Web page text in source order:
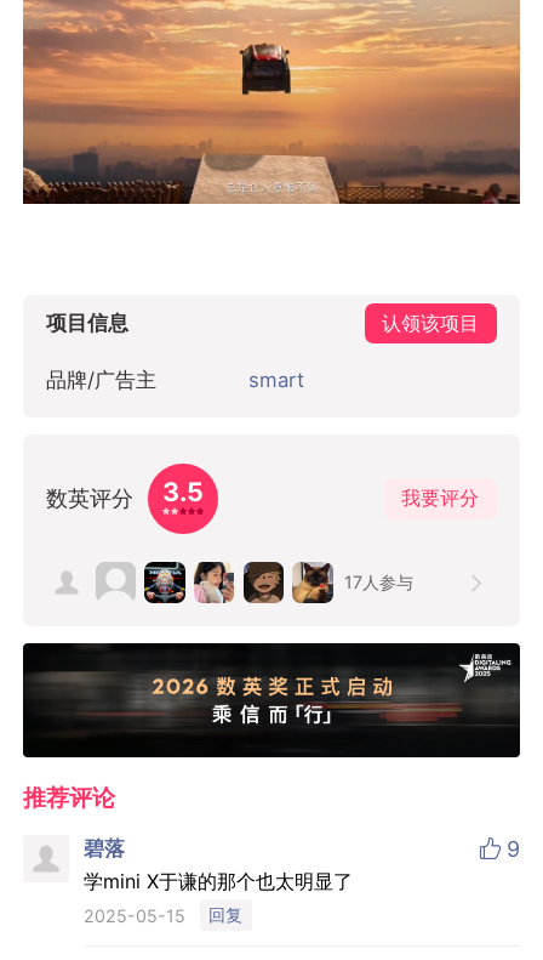
项目信息 认领该项目
品牌/广告主 smart
数英评分 3.5 我要评分
17人参与
推荐评论
碧落  9
学mini X于谦的那个也太明显了
2025-05-15 回复